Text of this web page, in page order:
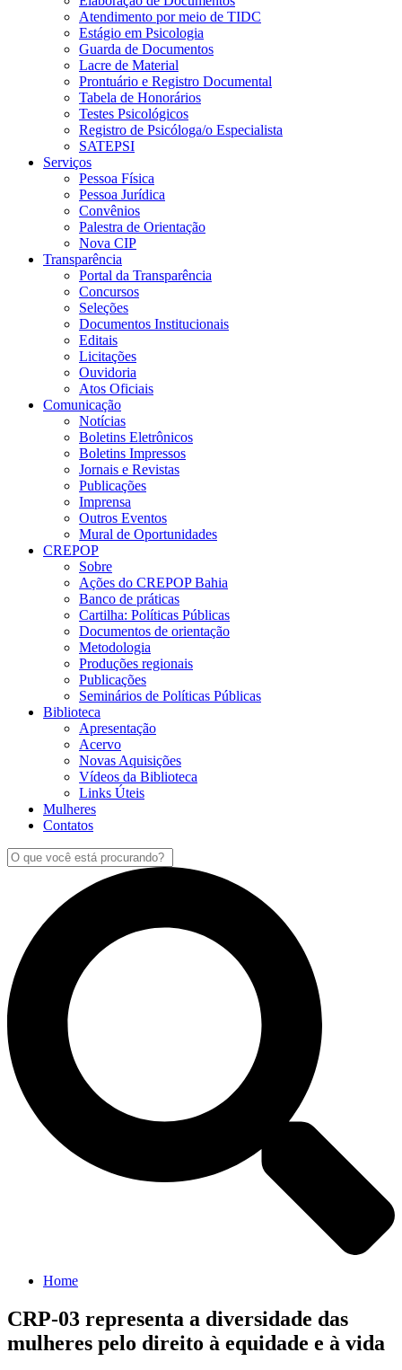
Atendimento por meio de TIDC
Estágio em Psicologia
Guarda de Documentos
Lacre de Material
Prontuário e Registro Documental
Tabela de Honorários
Testes Psicológicos
Registro de Psicóloga/o Especialista
SATEPSI
Serviços
Pessoa Física
Pessoa Jurídica
Convênios
Palestra de Orientação
Nova CIP
Transparência
Portal da Transparência
Concursos
Seleções
Documentos Institucionais
Editais
Licitações
Ouvidoria
Atos Oficiais
Comunicação
Notícias
Boletins Eletrônicos
Boletins Impressos
Jornais e Revistas
Publicações
Imprensa
Outros Eventos
Mural de Oportunidades
CREPOP
Sobre
Ações do CREPOP Bahia
Banco de práticas
Cartilha: Políticas Públicas
Documentos de orientação
Metodologia
Produções regionais
Publicações
Seminários de Políticas Públicas
Biblioteca
Apresentação
Acervo
Novas Aquisições
Vídeos da Biblioteca
Links Úteis
Mulheres
Contatos
Home
CRP-03 representa a diversidade das
mulheres pelo direito à equidade e à vida